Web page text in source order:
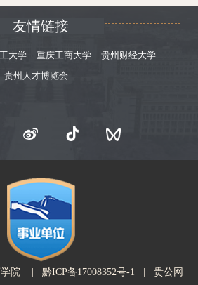
一审：金梦薇二审：龚丽佳三审：赵
部署校准工作方向；二要站稳群众立
实事；三要坚持实事求是，把调查研
谓事务；五要涵养长远耐心，立足育人
功近利；六要严守纪律底线，清正廉洁
。课后，成蕴琳要求各部门、各学院以
深学细悟《习近平关于树立和践行正确
织开展对照自查，把正确政绩观融入分
项工作，杜绝虚功浮绩，以务实办学成
学校“十五五”新征程上交出经得起实
育人实绩。招生就业处党支部、财务处
、离退休工作处党支部、工商管理学院
育学院基层党委班子共计30余人参与学
尺。唯有深学细悟笃行习近平党建思
、坚守育人初心、规范履职用权。肖小
公、为民造福、科学决策、真抓实
近利短视行为。要坚持把学习贯彻习近
申硕”“更大”“申博”“三步走”战略，久久
实干树实绩、务实求长效，全力加快高
。肖小虹要求，要强化党建领航，大兴
勤俭节约、清正廉洁之风，锤炼严实过
正的干事创业氛围。要深耕内涵发
友情链接
大学 重庆工商大学
贵州财经大学
贵州人才博览会
学院 | 黔ICP备17008352号-1 | 贵公网